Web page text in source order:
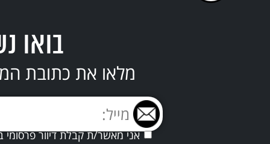
בואו
מלאו את כתובת
אני מאשר/ת קבלת דיוור פרסומי